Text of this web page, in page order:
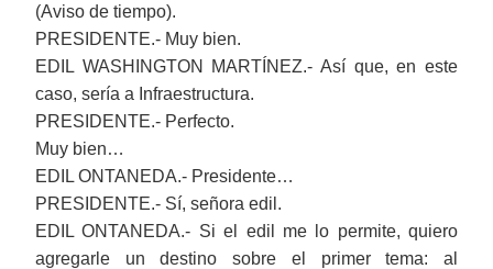
(Aviso de tiempo).
PRESIDENTE.- Muy bien.
EDIL WASHINGTON MARTÍNEZ.- Así que, en este
caso, sería a Infraestructura.
PRESIDENTE.- Perfecto.
Muy bien…
EDIL ONTANEDA.- Presidente…
PRESIDENTE.- Sí, señora edil.
EDIL ONTANEDA.- Si el edil me lo permite, quiero
agregarle un destino sobre el primer tema: al